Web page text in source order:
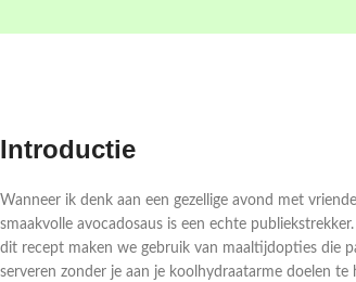
Introductie
Wanneer ik denk aan een gezellige avond met
smaakvolle avocadosaus is een echte
dit recept maken we gebruik van maaltijdopties die
serveren zonder je aan je koolhydraatarme doelen te